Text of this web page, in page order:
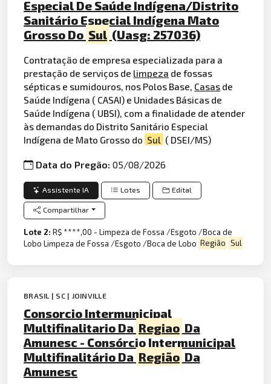
Especial De Saúde Indígena/Distrito
Sanitário Especial Indígena Mato
Grosso Do Sul (Uasg: 257036)
Contratação de empresa especializada para a
prestação de serviços de limpeza de fossas
sépticas e sumidouros, nos Polos Base, Casas de
Saúde Indígena ( CASAI) e Unidades Básicas de
Saúde Indígena ( UBSI), com a finalidade de atender
às demandas do Distrito Sanitário Especial
Indígena de Mato Grosso do Sul ( DSEI/MS)
Data do Pregão:05/08/2026
Assistente IA Lotes Edital
Compartilhar
Lote 2:R$ ****,00 - Limpeza de Fossa /Esgoto /Boca de
Lobo Limpeza de Fossa /Esgoto /Boca de Lobo Região Sul
BRASIL | SC | JOINVILLE
Consorcio Intermunicipal
Multifinalitario Da Regiao Da
Amunesc - Consórcio Intermunicipal
Multifinalitário Da Região Da
Amunesc